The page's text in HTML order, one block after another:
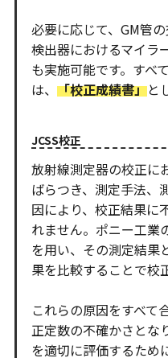
必要に応じて、GM管
検出器におけるマイラ
も実施可能です。すべ
は、 「校正成績書」と
JCSS校正
放射線測定器の校正に
ばらつき、測定手法、
因により、校正結果に
れません。ポニー工業
を用い、その測定結果
果を比較することで校
これらの原因をすべて
正定数の不確かさとな
を適切に評価するため